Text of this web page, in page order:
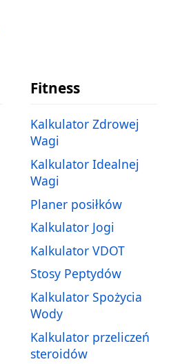
Fitness
Kalkulator Zdrowej
Wagi
Kalkulator Idealnej
Wagi
Planer posiłków
Kalkulator Jogi
Kalkulator VDOT
Stosy Peptydów
Kalkulator Spożycia
Wody
Kalkulator przeliczeń
steroidów